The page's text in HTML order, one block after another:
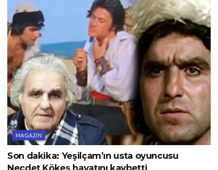
MAGAZIN
Son dakika: Yeşilçam’ın usta oyuncusu
Necdet Kökeş hayatını kaybetti